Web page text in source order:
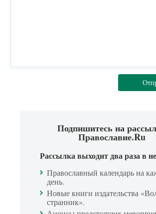
Подпишитесь на
Православие.Ru
Рассылка выходит два раза в
Православный календарь на
день.
Новые книги издательства
странник».